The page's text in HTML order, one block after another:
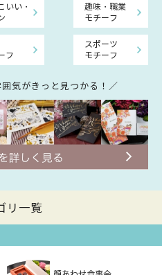
いい・
趣味・職業
モチーフ
フ
スポーツ
モチーフ
気がきっと見つかる！／
リ一覧